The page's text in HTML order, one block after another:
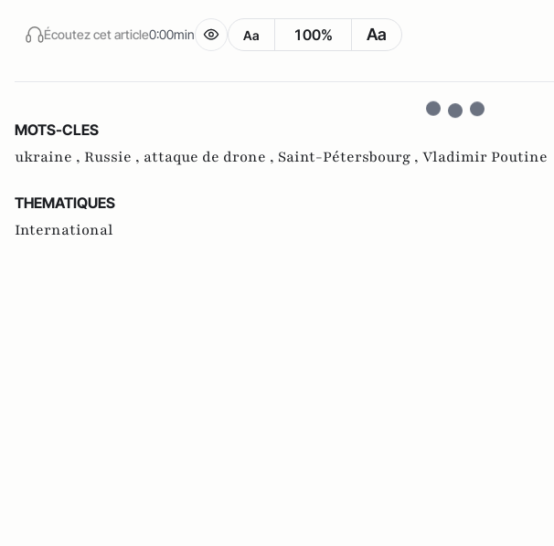
Écoutez cet article0:00min Aa 100% Aa
MOTS-CLES
ukraine , Russie , attaque de drone , Saint-Pétersbourg , Vladimir Poutine
THEMATIQUES
International